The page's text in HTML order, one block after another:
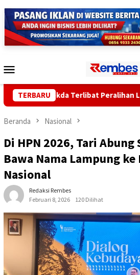
ke
konten
Mobile
TERBARU
Sekda Terlibat Peralihan Lahan di
Beranda Nasional
Di HPN 2026, Tari Abung
Bawa Nama Lampung ke
Nasional
Redaksi Rembes
Februari 8, 2026
120 Dilihat